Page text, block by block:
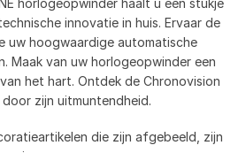
innovatie in huis. Ervaar de
uw hoogwaardige automatische
Maak van uw horlogeopwinder een
het hart. Ontdek de Chronovision
zijn uitmuntendheid.
die zijn afgebeeld, zijn